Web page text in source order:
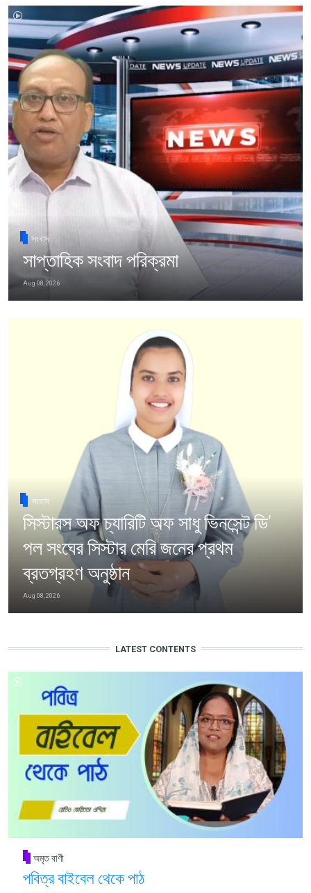
সংবাদ
সাপ্তাহিক সংবাদ পরিক্রমা
Aug 08, 2026
সংবাদ
সিস্টারস অফ চ্যারিটি অফ সাধু ভিনসেন্ট ডি’
পল সংঘের সিস্টার মেরি জনের প্রথম
ব্রতগ্রহণ অনুষ্ঠান
Aug 08, 2026
LATEST CONTENTS
অমৃত বাণী
পবিত্র বাইবেল থেকে পাঠ